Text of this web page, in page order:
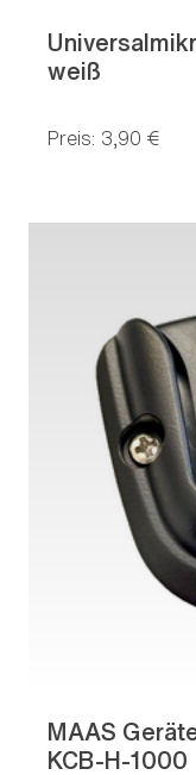
weiß
Preis: 3,90 €
MAAS
KCB-H-1000